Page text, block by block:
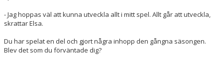
- Jag hoppas väl att kunna utveckla allt i mitt spel. Allt går att utveckla,
skrattar Elsa.
Du har spelat en del och gjort några inhopp den gångna säsongen.
Blev det som du förväntade dig?